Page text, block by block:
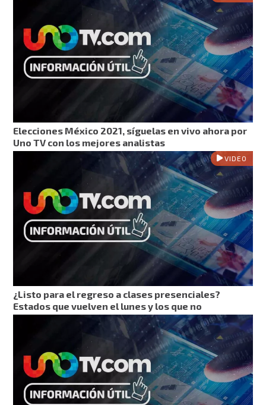
Elecciones México 2021, síguelas en vivo ahora por
Uno TV con los mejores analistas
VIDEO
¿Listo para el regreso a clases presenciales?
Estados que vuelven el lunes y los que no